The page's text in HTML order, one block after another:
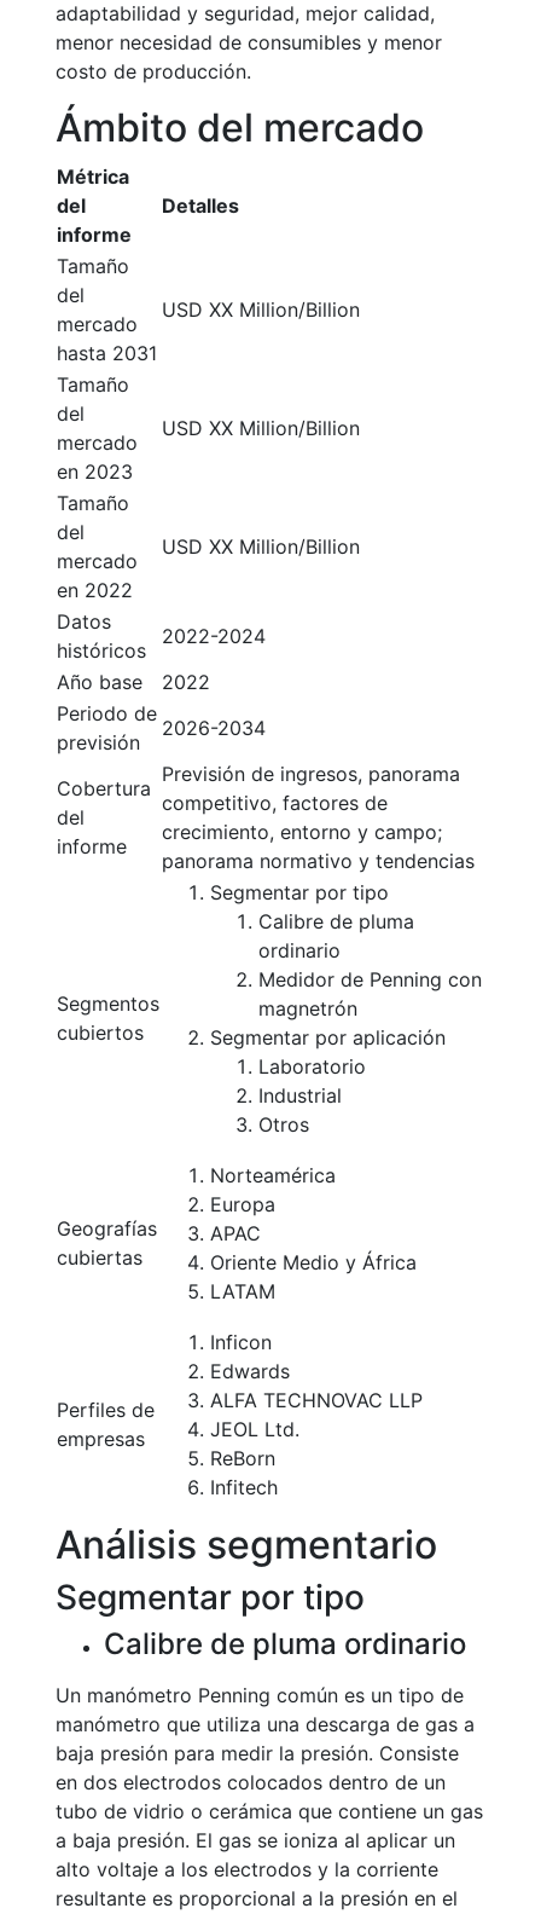
adaptabilidad y seguridad, mejor calidad,
menor necesidad de consumibles y menor
costo de producción.
Ámbito del mercado
Métrica
del
informe
Detalles
Tamaño
del
mercado
hasta 2031
USD XX Million/Billion
Tamaño
del
mercado
en 2023
USD XX Million/Billion
Tamaño
del
mercado
en 2022
USD XX Million/Billion
Datos
históricos
2022-2024
Año base
2022
Periodo de
previsión
2026-2034
Cobertura
del
informe
Previsión de ingresos, panorama
competitivo, factores de
crecimiento, entorno y campo;
panorama normativo y tendencias
Segmentos
cubiertos
Segmentar por tipo
Calibre de pluma
ordinario
Medidor de Penning con
magnetrón
Segmentar por aplicación
Laboratorio
Industrial
Otros
Geografías
cubiertas
Norteamérica
Europa
APAC
Oriente Medio y África
LATAM
Perfiles de
empresas
Inficon
Edwards
ALFA TECHNOVAC LLP
JEOL Ltd.
ReBorn
Infitech
Análisis segmentario
Segmentar por tipo
Calibre de pluma ordinario
Un manómetro Penning común es un tipo de
manómetro que utiliza una descarga de gas a
baja presión para medir la presión. Consiste
en dos electrodos colocados dentro de un
tubo de vidrio o cerámica que contiene un gas
a baja presión. El gas se ioniza al aplicar un
alto voltaje a los electrodos y la corriente
resultante es proporcional a la presión en el